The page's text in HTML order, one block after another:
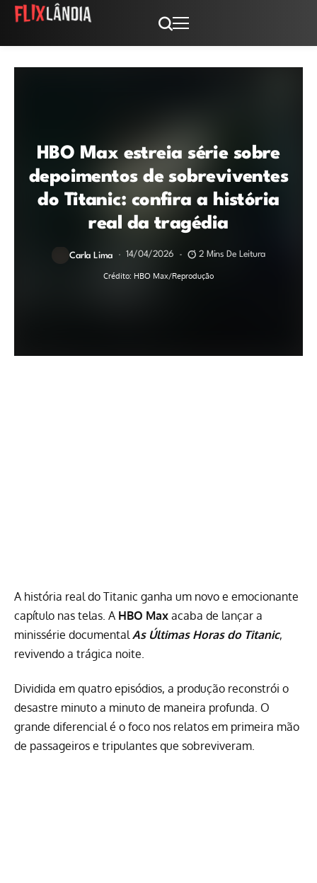
HBO Max estreia série sobre
depoimentos de sobreviventes
do Titanic: confira a história
real da tragédia
Carla Lima 14/04/2026 2 Mins De Leitura
Crédito: HBO Max/Reprodução
A história real do Titanic ganha um novo e emocionante
capítulo nas telas. A HBO Max acaba de lançar a
minissérie documentalAs Últimas Horas do Titanic,
revivendo a trágica noite.
Dividida em quatro episódios, a produção reconstrói o
desastre minuto a minuto de maneira profunda. O
grande diferencial é o foco nos relatos em primeira mão
de passageiros e tripulantes que sobreviveram.